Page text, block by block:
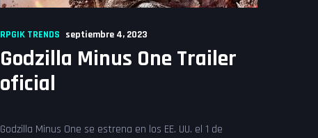
RPGIK TRENDS septiembre 4, 2023
Godzilla Minus One Trailer
oficial
Godzilla Minus One se estrena en los EE. UU. el 1 de